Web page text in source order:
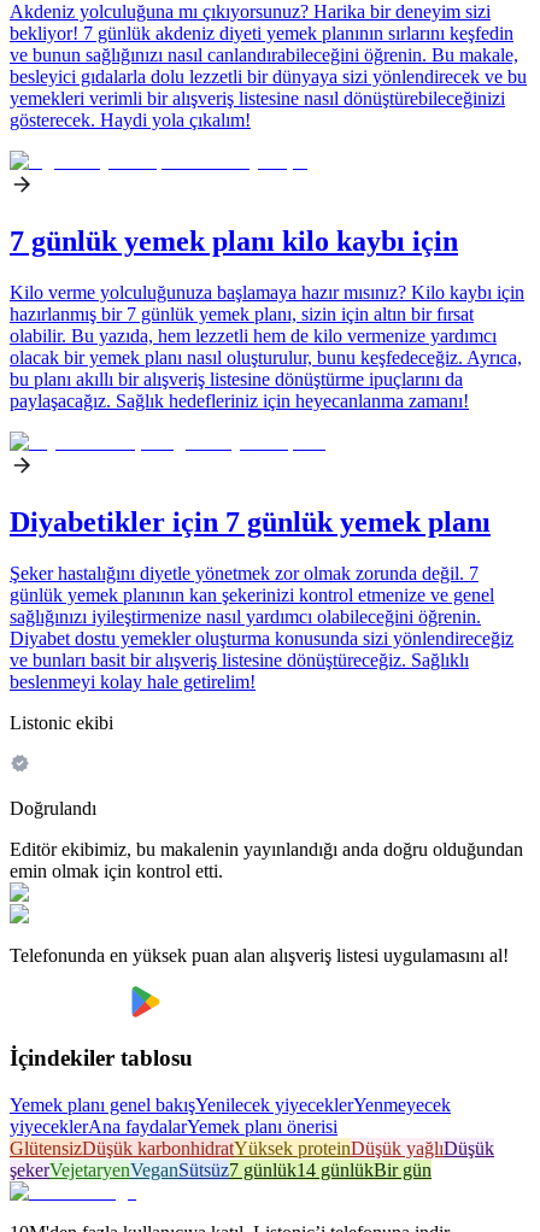
Akdeniz yolculuğuna mı çıkıyorsunuz? Harika bir deneyim sizi
bekliyor! 7 günlük akdeniz diyeti yemek planının sırlarını keşfedin
ve bunun sağlığınızı nasıl canlandırabileceğini öğrenin. Bu makale,
besleyici gıdalarla dolu lezzetli bir dünyaya sizi yönlendirecek ve bu
yemekleri verimli bir alışveriş listesine nasıl dönüştürebileceğinizi
gösterecek. Haydi yola çıkalım!
7 günlük yemek planı kilo kaybı için
Kilo verme yolculuğunuza başlamaya hazır mısınız? Kilo kaybı için
hazırlanmış bir 7 günlük yemek planı, sizin için altın bir fırsat
olabilir. Bu yazıda, hem lezzetli hem de kilo vermenize yardımcı
olacak bir yemek planı nasıl oluşturulur, bunu keşfedeceğiz. Ayrıca,
bu planı akıllı bir alışveriş listesine dönüştürme ipuçlarını da
paylaşacağız. Sağlık hedefleriniz için heyecanlanma zamanı!
Diyabetikler için 7 günlük yemek planı
Şeker hastalığını diyetle yönetmek zor olmak zorunda değil. 7
günlük yemek planının kan şekerinizi kontrol etmenize ve genel
sağlığınızı iyileştirmenize nasıl yardımcı olabileceğini öğrenin.
Diyabet dostu yemekler oluşturma konusunda sizi yönlendireceğiz
ve bunları basit bir alışveriş listesine dönüştüreceğiz. Sağlıklı
beslenmeyi kolay hale getirelim!
Listonic ekibi
Doğrulandı
Editör ekibimiz, bu makalenin yayınlandığı anda doğru olduğundan
emin olmak için kontrol etti.
Telefonunda en yüksek puan alan alışveriş listesi uygulamasını al!
İçindekiler tablosu
Yemek planı genel bakışYenilecek yiyeceklerYenmeyecek
yiyeceklerAna faydalarYemek planı önerisi
GlütensizDüşük karbonhidratYüksek proteinDüşük yağlıDüşük
şekerVejetaryenVeganSütsüz7 günlük14 günlükBir gün